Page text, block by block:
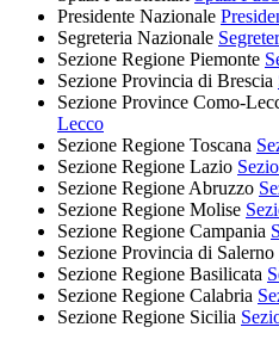
Presidente Nazionale
Segreteria Nazionale
Sezione Regione Piemonte
Sezione Provincia di Brescia
Sezione Province Como-
Lecco
Sezione Regione Toscana
Sezione Regione Lazio
Sezione Regione Abruzzo
Sezione Regione Molise
Sezione Regione Campania
Sezione Provincia di Salerno
Sezione Regione Basilicata
Sezione Regione Calabria
Sezione Regione Sicilia